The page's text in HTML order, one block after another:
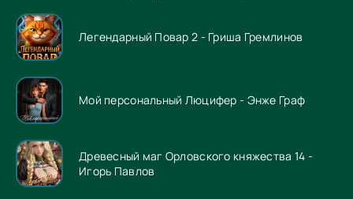
Легендарный Повар 2 - Гриша Гремлинов
Мой персональный Люцифер - Энже Граф
Древесный маг Орловского княжества 14 -
Игорь Павлов